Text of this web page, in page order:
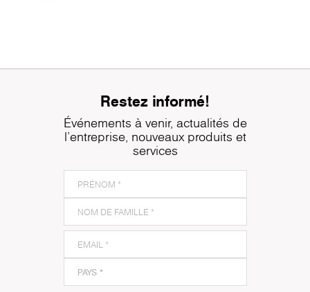
Restez informé!
Événements à venir, actualités de
l'entreprise, nouveaux produits et
services